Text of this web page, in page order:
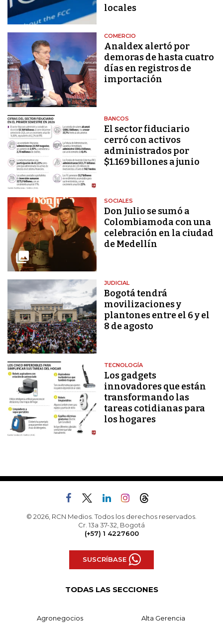
locales
COMERCIO
Analdex alertó por
demoras de hasta cuatro
días en registros de
importación
BANCOS
El sector fiduciario
cerró con activos
administrados por
$1.169 billones a junio
SOCIALES
Don Julio se sumó a
Colombiamoda con una
celebración en la ciudad
de Medellín
JUDICIAL
Bogotá tendrá
movilizaciones y
plantones entre el 6 y el
8 de agosto
TECNOLOGÍA
Los gadgets
innovadores que están
transformando las
tareas cotidianas para
los hogares
© 2026, RCN Medios. Todos los derechos reservados.
Cr. 13a 37-32, Bogotá
(+57) 1 4227600
SUSCRÍBASE
TODAS LAS SECCIONES
Agronegocios Alta Gerencia